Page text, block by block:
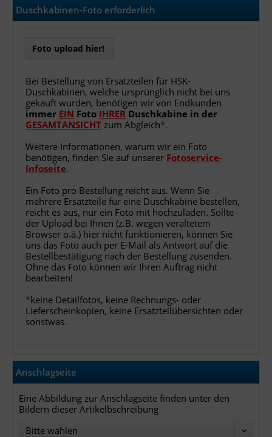
Duschkabinen-Foto erforderlich
Foto upload hier!
Bei Bestellung von Ersatzteilen für HSK-
Duschkabinen, welche ursprünglich nicht bei uns
gekauft wurden, benötigen wir von Endkunden
immer EIN Foto IHRER Duschkabine in der
GESAMTANSICHT zum Abgleich*.
Weitere Informationen, warum wir ein Foto
benötigen, finden Sie auf unserer Fotoservice-
Infoseite.
Ein Foto pro Bestellung reicht aus. Wenn Sie
mehrere Ersatzteile für eine Duschkabine bestellen,
reicht es aus, nur ein Foto mit hochzuladen. Sollte
der Upload bei Ihnen (z.B. wegen veraltetem
Browser o.ä.) hier nicht funktionieren, können Sie
uns das Foto auch per E-Mail als Antwort auf die
Bestellbestätigung nach der Bestellung zusenden.
Ohne das Foto können wir Ihren Auftrag nicht
bearbeiten!
*keine Detailfotos, keine Rechnungs- oder
Lieferscheinkopien, keine Ersatzteilübersichten oder
sonstwas.
Anschlagseite
Eine Abbildung zur Anschlagseite finden unter den
Bildern dieser Artikelbschreibung